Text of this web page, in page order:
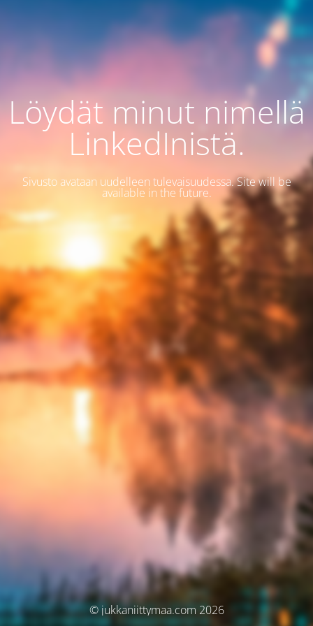
Löydät minut nimellä
LinkedInistä.
Sivusto avataan uudelleen tulevaisuudessa. Site will be
available in the future.
© jukkaniittymaa.com 2026